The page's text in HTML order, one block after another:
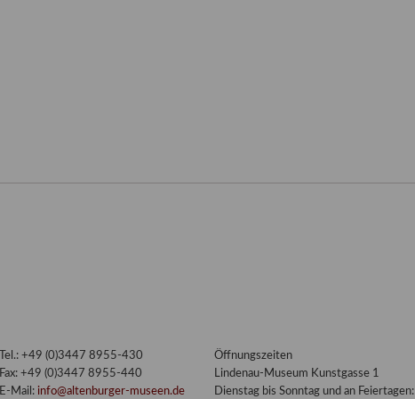
Tel.: +49 (0)3447 8955-430
Fax: +49 (0)3447 8955-440
E-Mail: info@altenburger-museen.de
Öffnungszeiten
Lindenau-Museum Kunstgasse 1
Dienstag bis Sonntag und an Feiertagen: